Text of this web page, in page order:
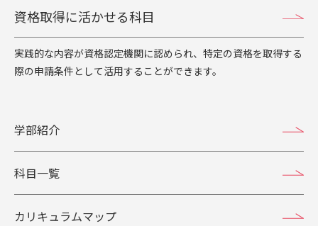
資格取得に活かせる科目
実践的な内容が資格認定機関に認められ、特定の資格を取得する
際の申請条件として活用することができます。
学部紹介
科目一覧
カリキュラムマップ